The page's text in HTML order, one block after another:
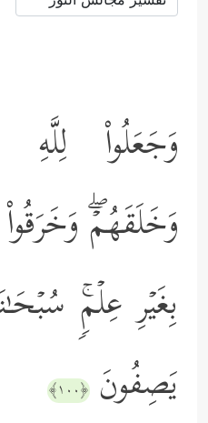
وَجَعَلُواْ
وَخَلَقَهُمۡۖ
بِغَیۡرِ عِلۡمࣲۚ
یَصِفُونَ ﴿١٠٠﴾